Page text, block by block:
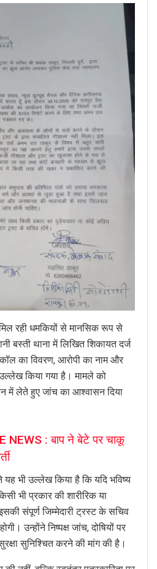
रही धमकियों से मानसिक रूप से
बस्ती थाना में लिखित शिकायत दर्ज
का विवरण, आरोपी का नाम और
किया गया है। मामले को
में लेते हुए जांच का आश्वासन दिया
NEWS : बाप ने बेटे पर चाकू
भी उल्लेख किया है कि यदि भविष्य
भी प्रकार की शारीरिक या
संपूर्ण जिम्मेदारी ट्रस्ट के सचिव
उन्होंने निष्पक्ष जांच, दोषियों पर
सुनिश्चित करने की मांग की है।